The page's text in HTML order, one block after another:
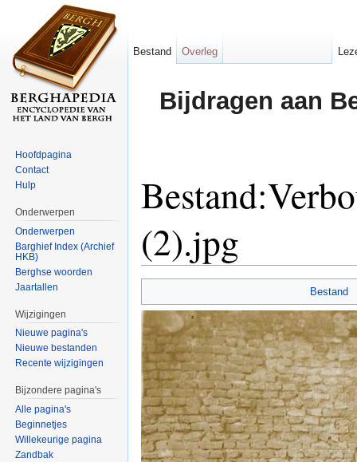
Bijdragen aan
(2).jpg
Bestand
Bestand Overleg
Hoofdpagina
Contact
Hulp
Onderwerpen
Onderwerpen
Barghief Index (Archief
HKB)
Berghse woorden
Jaartallen
Wijzigingen
Nieuwe pagina's
Nieuwe bestanden
Recente wijzigingen
Bijzondere pagina's
Alle pagina's
Beginnetjes
Willekeurige pagina
Zandbak